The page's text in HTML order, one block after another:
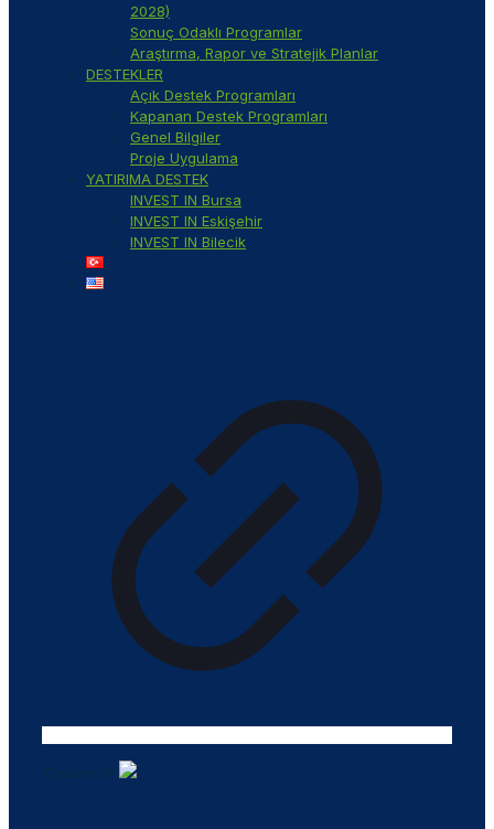
2028)
Sonuç Odaklı Programlar
Araştırma, Rapor ve Stratejik Planlar
DESTEKLER
Açık Destek Programları
Kapanan Destek Programları
Genel Bilgiler
Proje Uygulama
YATIRIMA DESTEK
INVEST IN Bursa
INVEST IN Eskişehir
INVEST IN Bilecik